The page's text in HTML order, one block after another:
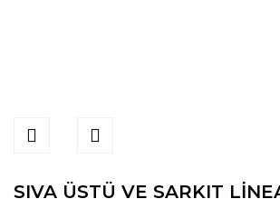
SIVA ÜSTÜ VE SARKIT